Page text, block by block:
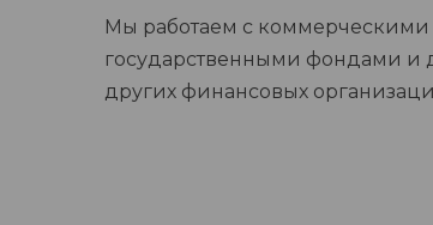
Мы работаем с коммерческими
государственными фондами и
других финансовых